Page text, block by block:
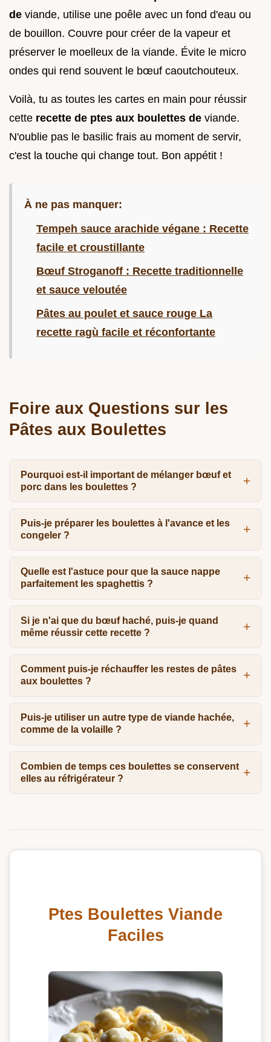
de viande, utilise une poêle avec un fond d'eau ou
de bouillon. Couvre pour créer de la vapeur et
préserver le moelleux de la viande. Évite le micro
ondes qui rend souvent le bœuf caoutchouteux.
Voilà, tu as toutes les cartes en main pour réussir
cette recette de ptes aux boulettes de viande.
N'oublie pas le basilic frais au moment de servir,
c'est la touche qui change tout. Bon appétit !
À ne pas manquer:
Tempeh sauce arachide végane : Recette
facile et croustillante
Bœuf Stroganoff : Recette traditionnelle
et sauce veloutée
Pâtes au poulet et sauce rouge La
recette ragù facile et réconfortante
Foire aux Questions sur les
Pâtes aux Boulettes
Pourquoi est-il important de mélanger bœuf et
porc dans les boulettes ?
Puis-je préparer les boulettes à l'avance et les
congeler ?
Quelle est l'astuce pour que la sauce nappe
parfaitement les spaghettis ?
Si je n'ai que du bœuf haché, puis-je quand
même réussir cette recette ?
Comment puis-je réchauffer les restes de pâtes
aux boulettes ?
Puis-je utiliser un autre type de viande hachée,
comme de la volaille ?
Combien de temps ces boulettes se conservent
elles au réfrigérateur ?
Ptes Boulettes Viande
Faciles